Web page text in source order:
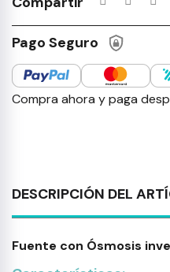
Pago Seguro
Compra ahora y paga
DESCRIPCIÓN DEL
Fuente con Ósmosis